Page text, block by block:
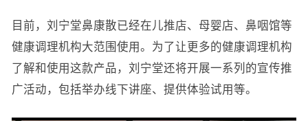
目前，刘宁堂鼻康散已经在儿推店、母婴店、鼻咽馆等
健康调理机构大范围使用。为了让更多的健康调理机构
了解和使用这款产品，刘宁堂还将开展一系列的宣传推
广活动，包括举办线下讲座、提供体验试用等。